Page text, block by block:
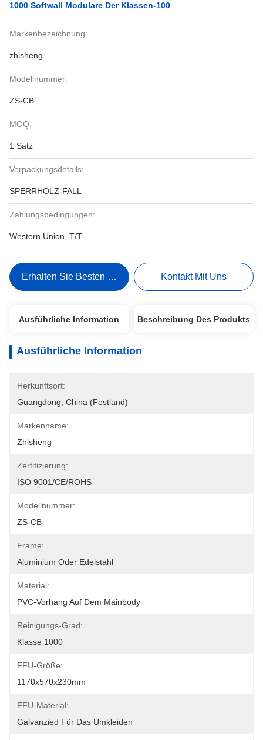
1000 Softwall Modulare Der Klassen-100
Markenbezeichnung:
zhisheng
Modellnummer:
ZS-CB
MOQ:
1 Satz
Verpackungsdetails:
SPERRHOLZ-FALL
Zahlungsbedingungen:
Western Union, T/T
Erhalten Sie Besten Preis Kontakt Mit Uns
Ausführliche Information Beschreibung Des Produkts
Ausführliche Information
Herkunftsort:
Guangdong, China (Festland)
Markenname:
Zhisheng
Zertifizierung:
ISO 9001/CE/ROHS
Modellnummer:
ZS-CB
Frame:
Aluminium Oder Edelstahl
Material:
PVC-Vorhang Auf Dem Mainbody
Reinigungs-Grad:
Klasse 1000
FFU-Größe:
1170x570x230mm
FFU-Material:
Galvanzied Für Das Umkleiden